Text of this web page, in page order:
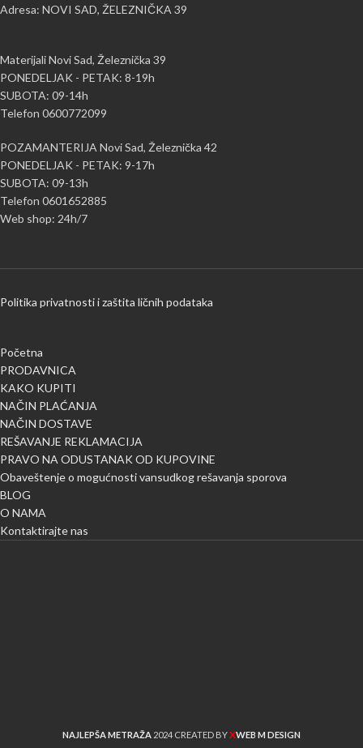
Adresa: NOVI SAD, ŽELEZNIČKA 39
Materijali Novi Sad, Železnička 39
PONEDELJAK - PETAK: 8-19h
SUBOTA: 09-14h
Telefon 0600772099
POZAMANTERIJA Novi Sad, Železnička 42
PONEDELJAK - PETAK: 9-17h
SUBOTA: 09-13h
Telefon 0601652885
Web shop: 24h/7
Politika privatnosti i zaštita ličnih podataka
Početna
PRODAVNICA
KAKO KUPITI
NAČIN PLAĆANJA
NAČIN DOSTAVE
REŠAVANJE REKLAMACIJA
PRAVO NA ODUSTANAK OD KUPOVINE
Obaveštenje o mogućnosti vansudkog rešavanja sporova
BLOG
O NAMA
Kontaktirajte nas
NAJLEPŠA METRAŽA 2024 CREATED BYXWEB M DESIGN